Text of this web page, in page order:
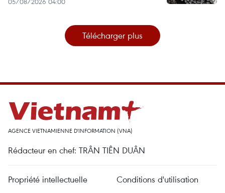
Télécharger plus
AGENCE VIETNAMIENNE D'INFORMATION (VNA)
Rédacteur en chef: TRÂN TIÊN DUÂN
Propriété intellectuelle
Conditions d'utilisation